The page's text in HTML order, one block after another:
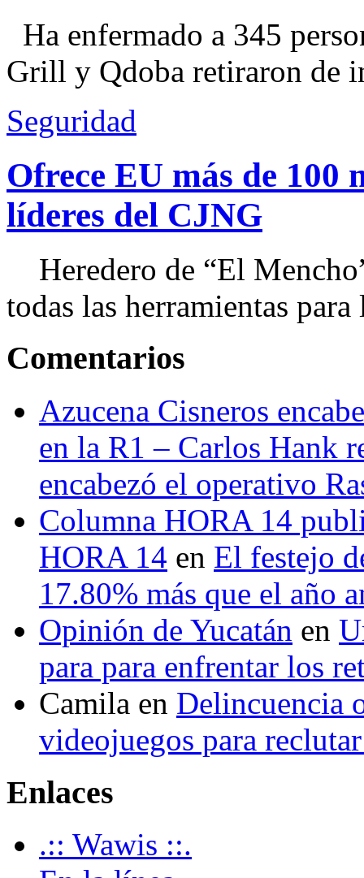
Ha enfermado a 345
Grill y Qdoba retiraron de
Seguridad
Ofrece EU más de 100
líderes del CJNG
Heredero de “El
todas las herramientas
Comentarios
Azucena Cisneros
en la R1 – Carlos Hank
encabezó el operativo
Columna HORA 14
HORA 14 en El festejo
17.80% más que el año
Opinión de Yucatán en
para para enfrentar los
Camila en Delincuencia
videojuegos para
Enlaces
.:: Wawis ::.